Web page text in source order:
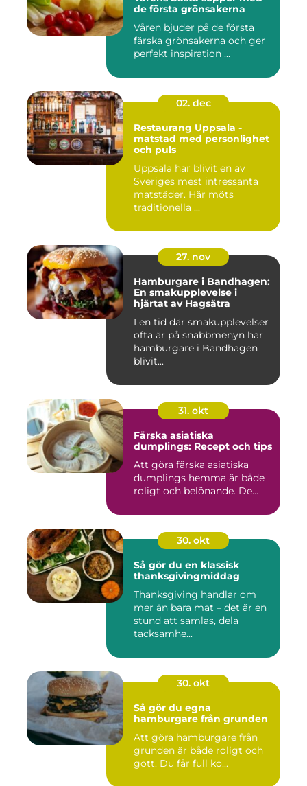
de första grönsakerna
Våren bjuder på de första
färska grönsakerna och ger
perfekt inspiration ...
02. dec
Restaurang Uppsala -
matstad med personlighet
och puls
Uppsala har blivit en av
Sveriges mest intressanta
matstäder. Här möts
traditionella ...
27. nov
Hamburgare i Bandhagen:
En smakupplevelse i
hjärtat av Hagsätra
I en tid där smakupplevelser
ofta är på snabbmenyn har
hamburgare i Bandhagen
blivit...
31. okt
Färska asiatiska
dumplings: Recept och tips
Att göra färska asiatiska
dumplings hemma är både
roligt och belönande. De...
30. okt
Så gör du en klassisk
thanksgivingmiddag
Thanksgiving handlar om
mer än bara mat – det är en
stund att samlas, dela
tacksamhe...
30. okt
Så gör du egna
hamburgare från grunden
Att göra hamburgare från
grunden är både roligt och
gott. Du får full ko...